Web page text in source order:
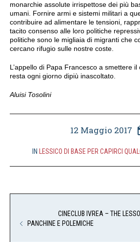
monarchie assolute irrispettose dei più
umani. Fornire armi e sistemi militari a
contribuire ad alimentare le tensioni,
tacito consenso alle loro politiche
politiche sono le migliaia di migranti che
cercano rifugio sulle nostre coste.
L’appello di Papa Francesco a smettere
resta ogni giorno dipiù inascoltato.
Aluisi Tosolini
12 Maggio 2017
IN LESSICO DI BASE PER CAPIRCI
CINECLUB IVREA – THE
PANCHINE E POLEMICHE